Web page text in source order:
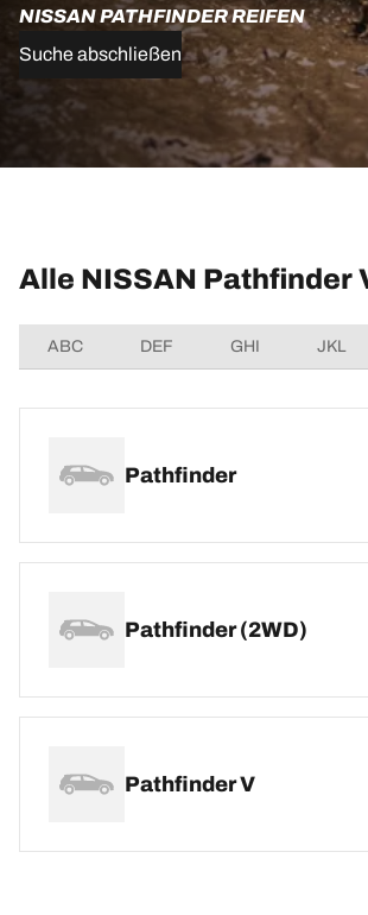
NISSAN PATHFINDER REIFEN
Suche abschließen
Alle NISSAN Pathfinder
ABC DEF GHI JKL
Pathfinder
Pathfinder (2WD)
Pathfinder V